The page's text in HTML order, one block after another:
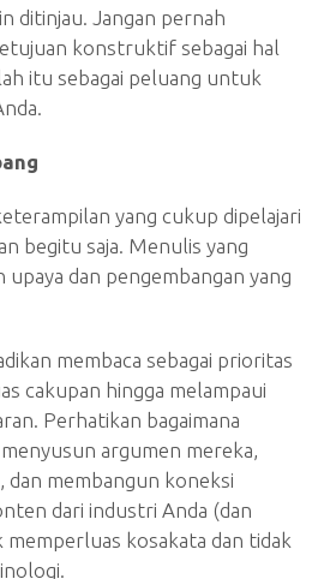
ditinjau. Jangan pernah
konstruktif sebagai hal
itu sebagai peluang untuk
yang cukup dipelajari
begitu saja. Menulis yang
dan pengembangan yang
membaca sebagai prioritas
cakupan hingga melampaui
Perhatikan bagaimana
argumen mereka,
dan membangun koneksi
dari industri Anda (dan
kosakata dan tidak